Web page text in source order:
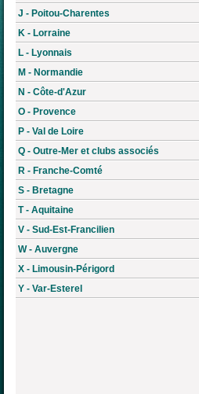
J - Poitou-Charentes
K - Lorraine
L - Lyonnais
M - Normandie
N - Côte-d'Azur
O - Provence
P - Val de Loire
Q - Outre-Mer et clubs associés
R - Franche-Comté
S - Bretagne
T - Aquitaine
V - Sud-Est-Francilien
W - Auvergne
X - Limousin-Périgord
Y - Var-Esterel